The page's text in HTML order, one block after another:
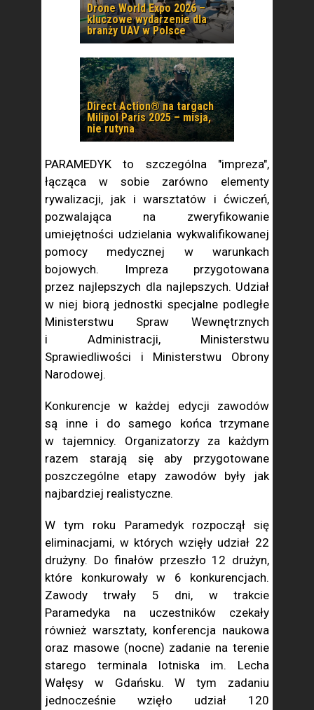
Drone World Expo 2026 –
kluczowe wydarzenie dla
branży UAV w Polsce
Direct Action® na targach
Milipol Paris 2025 – misja,
nie rutyna
PARAMEDYK to szczególna "impreza",
łącząca w sobie zarówno elementy
rywalizacji, jak i warsztatów i ćwiczeń,
pozwalająca na zweryfikowanie
umiejętności udzielania wykwalifikowanej
pomocy medycznej w warunkach
bojowych. Impreza przygotowana
przez najlepszych dla najlepszych. Udział
w niej biorą jednostki specjalne podległe
Ministerstwu Spraw Wewnętrznych
i Administracji, Ministerstwu
Sprawiedliwości i Ministerstwu Obrony
Narodowej.
Konkurencje w każdej edycji zawodów
są inne i do samego końca trzymane
w tajemnicy. Organizatorzy za każdym
razem starają się aby przygotowane
poszczególne etapy zawodów były jak
najbardziej realistyczne.
W tym roku Paramedyk rozpoczął się
eliminacjami, w których wzięły udział 22
drużyny. Do finałów przeszło 12 drużyn,
które konkurowały w 6 konkurencjach.
Zawody trwały 5 dni, w trakcie
Paramedyka na uczestników czekały
również warsztaty, konferencja naukowa
oraz masowe (nocne) zadanie na terenie
starego terminala lotniska im. Lecha
Wałęsy w Gdańsku. W tym zadaniu
jednocześnie wzięło udział 120